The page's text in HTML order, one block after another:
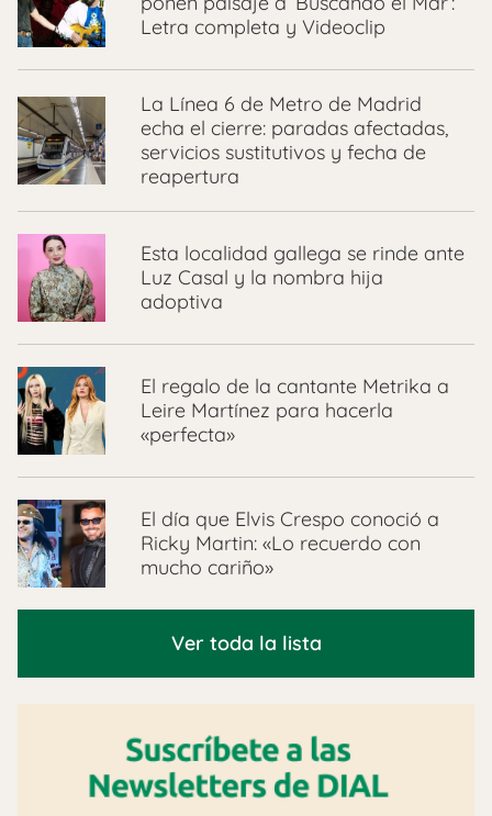
Letra completa y Videoclip
La Línea 6 de Metro de Madrid
echa el cierre: paradas afectadas,
servicios sustitutivos y fecha de
reapertura
Esta localidad gallega se rinde ante
Luz Casal y la nombra hija
adoptiva
El regalo de la cantante Metrika a
Leire Martínez para hacerla
«perfecta»
El día que Elvis Crespo conoció a
Ricky Martin: «Lo recuerdo con
mucho cariño»
Ver toda la lista